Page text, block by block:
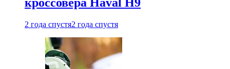
2 года спустя2 года спустя